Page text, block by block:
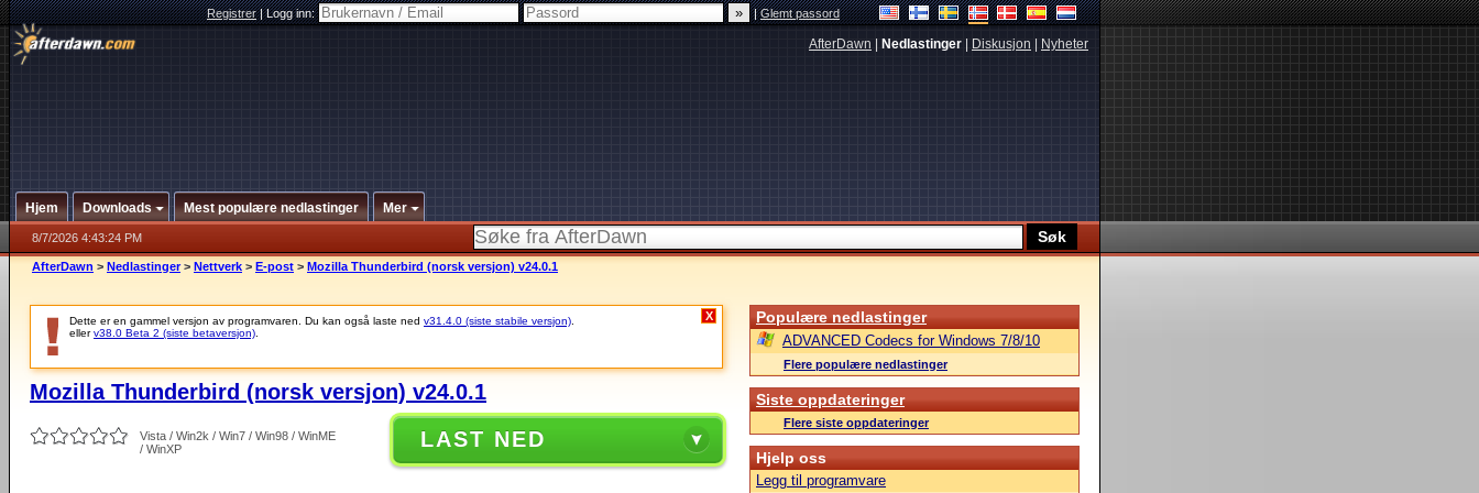
Registrer|Logg inn: |Glemt passord
AfterDawn Nedlastinger Diskusjon Nyheter
Hjem Downloads Mest populære nedlastinger Mer
8/7/2026 4:43:24 PM
AfterDawn > Nedlastinger > Nettverk > E-post > Mozilla Thunderbird (norsk versjon) v24.0.1
Dette er en gammel versjon av programvaren. Du kan også laste ned v31.4.0 (siste stabile versjon)
ellerv38.0 Beta 2 (siste betaversjon)
X
Mozilla Thunderbird (norsk versjon) v24.0.1
Vista / Win2k / Win7 / Win98 / WinME
/ WinXP
LAST NED
Populære nedlastinger
ADVANCED Codecs for Windows 7/8/10
Flere populære nedlastinger
Siste oppdateringer
Flere siste oppdateringer
Hjelp oss
Legg til programvare